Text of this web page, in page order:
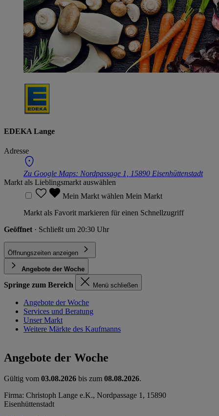
EDEKA Lange
Adresse
Zu Google Maps: Nordpassage 1, 15890 Eisenhüttenstadt
Markt als Lieblingsmarkt auswählen
Mein Markt wählen Mein Markt
Markt als Favorit markieren für einen Schnellzugriff
Geöffnet · Schließt um 20:30 Uhr
Öffnungszeiten anzeigen
Angebote der Woche
Springe zum Bereich Menü schließen
Angebote der Woche
Services und Beratung
Unser Markt
Weitere Märkte des Kaufmanns
Angebote der Woche
Gültig vom 03.08.2026 bis zum 08.08.2026.
Firma: Christoph Lange e.K., Nordpassage 1, 15890
Eisenhüttenstadt